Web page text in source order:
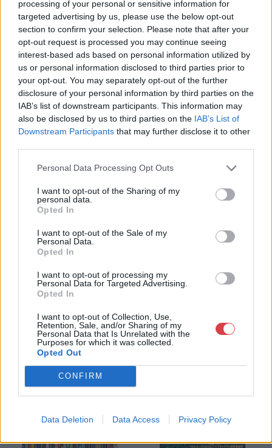
processing of your personal or sensitive information for
targeted advertising by us, please use the below opt-out
section to confirm your selection. Please note that after your
opt-out request is processed you may continue seeing
interest-based ads based on personal information utilized by
us or personal information disclosed to third parties prior to
your opt-out. You may separately opt-out of the further
disclosure of your personal information by third parties on the
IAB’s list of downstream participants. This information may
also be disclosed by us to third parties on the IAB’s List of
Downstream Participants that may further disclose it to other
Personal Data Processing Opt Outs
I want to opt-out of the Sharing of my
personal data.
Opted In
I want to opt-out of the Sale of my
Personal Data.
Opted In
I want to opt-out of processing my
Personal Data for Targeted Advertising.
Opted In
I want to opt-out of Collection, Use,
Retention, Sale, and/or Sharing of my
Personal Data that Is Unrelated with the
Purposes for which it was collected.
Opted Out
CONFIRM
Data Deletion Data Access Privacy Policy
Eladó:Nagyházi Galéria és
Aukciósház
Nagyházi Galéria és Aukciósház
Kft.
1055 Budapest, Balaton utca 8.
Telefon: +361 475 6000 +361
4756005
Weboldal:
http://www.nagyhazi.hu
bútorok, szőnyegek, üveg, porcelán és ezüst tárgyak, ékszerek,
gyűjtemények árverezése. Ingyenes értékbecslés. Árveréseinkre
a tárgyfelvétel folyamatos.
GALÉRIA TOVÁBBI MŰTÁRGYAI
KAPCSOLÓDÓ MŰTÁRGYAK